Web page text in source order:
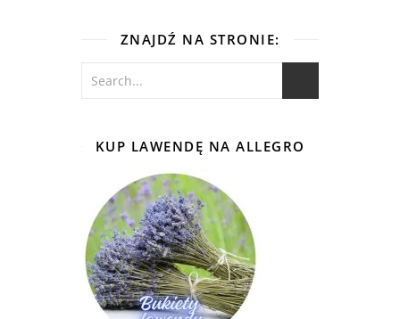
ZNAJDŹ NA STRONIE:
KUP LAWENDĘ NA ALLEGRO